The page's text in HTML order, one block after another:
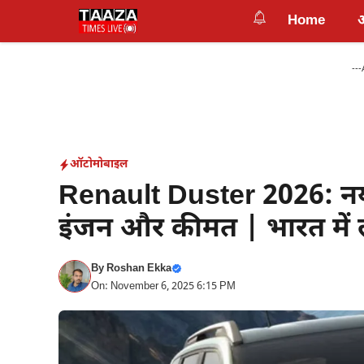
Home
---
ऑटोमोबाइल
Renault Duster 2026:
इंजन और कीमत | भारत में
ByRoshan Ekka
On: November 6, 2025 6:15 PM